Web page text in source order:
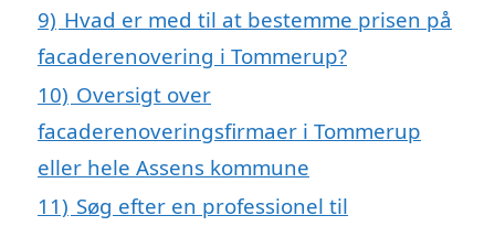
9) Hvad er med til at bestemme prisen på
facaderenovering i Tommerup?
10) Oversigt over
facaderenoveringsfirmaer i Tommerup
eller hele Assens kommune
11) Søg efter en professionel til